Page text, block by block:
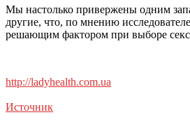
Мы настолько привержены одним
другие, что, по мнению
решающим фактором при выборе
http://ladyhealth.com.ua
Источник